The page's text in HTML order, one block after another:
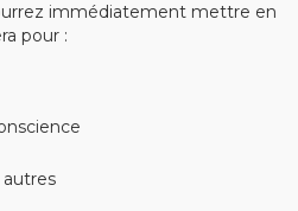
immédiatement mettre en
pour :
autres